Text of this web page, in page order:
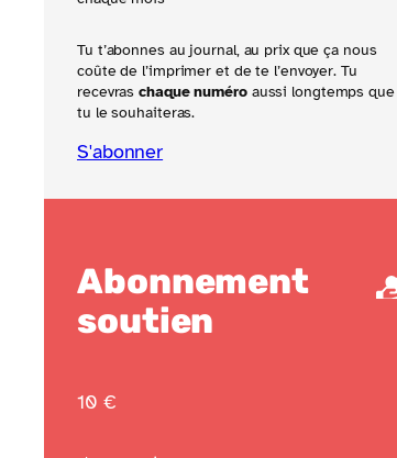
Tu t’abonnes au journal, au prix que ça nous
coûte de l’imprimer et de te l’envoyer. Tu
recevraschaque numéroaussi longtemps que
tu le souhaiteras.
S'abonner
Abonnement
soutien
10 €